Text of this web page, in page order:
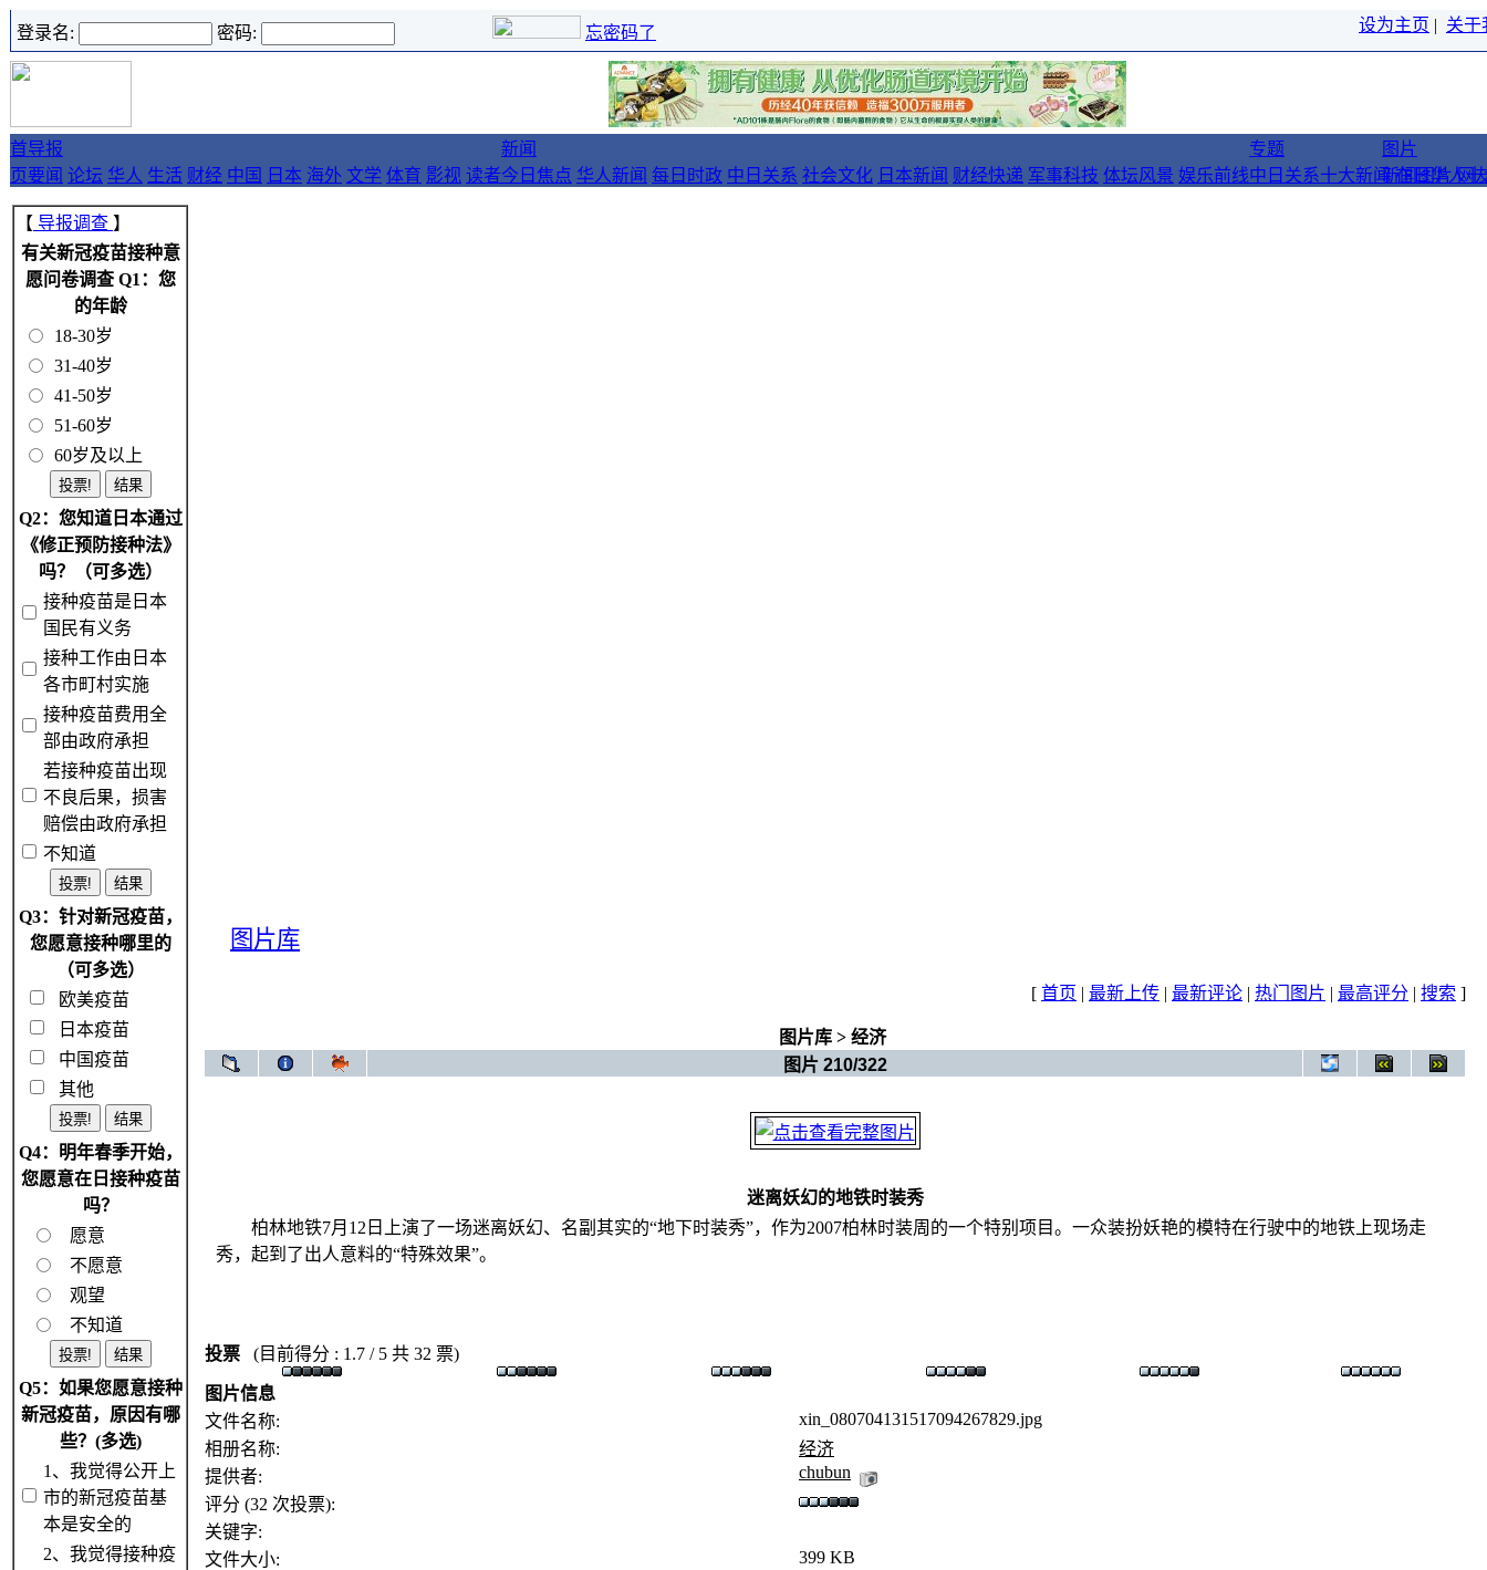
登录名: 密码: 忘密码了 设为主页 | 关于
首
页
导报
要闻 论坛 华人 生活 财经 中国 日本 海外 文学 体育 影视 读者
新闻
今日焦点 华人新闻 每日时政 中日关系 社会文化 日本新闻 财经快递 军事科技 体坛风景 娱乐前线
专题
中日关系十大新闻 在日华人
图片
新闻图片 网
【 导报调查 】
有关新冠疫苗接种意
愿问卷调查 Q1：您
的年龄
18-30岁
31-40岁
41-50岁
51-60岁
60岁及以上
Q2：您知道日本通过
《修正预防接种法》
吗？（可多选）
接种疫苗是日本
国民有义务
接种工作由日本
各市町村实施
接种疫苗费用全
部由政府承担
若接种疫苗出现
不良后果，损害
赔偿由政府承担
不知道
Q3：针对新冠疫苗，
您愿意接种哪里的
（可多选）
欧美疫苗
日本疫苗
中国疫苗
其他
Q4：明年春季开始，
您愿意在日接种疫苗
吗？
愿意
不愿意
观望
不知道
Q5：如果您愿意接种
新冠疫苗，原因有哪
些？(多选)
1、我觉得公开上
市的新冠疫苗基
本是安全的
2、我觉得接种疫
图片库
[ 首页 | 最新上传 | 最新评论 | 热门图片 | 最高评分 | 搜索 ]
图片库 > 经济
图片 210/322
迷离妖幻的地铁时装秀
柏林地铁7月12日上演了一场迷离妖幻、名副其实的“地下时装秀”，作为2007柏林时装周的一个特别项目。一众装扮妖艳的模特在行驶中的地铁上现场走
秀，起到了出人意料的“特殊效果”。
投票 (目前得分 : 1.7 / 5 共 32 票)
图片信息
文件名称:
xin_080704131517094267829.jpg
相册名称:
经济
提供者:
chubun
评分 (32 次投票):
关键字:
文件大小:
399 KB